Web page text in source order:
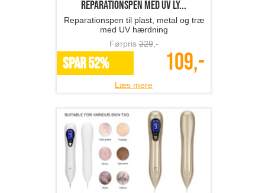
reparationspen med UV ly...
Reparationspen til plast, metal og træ
med UV hærdning
Førpris229,-
SPAR 52% 109,-
Læs mere